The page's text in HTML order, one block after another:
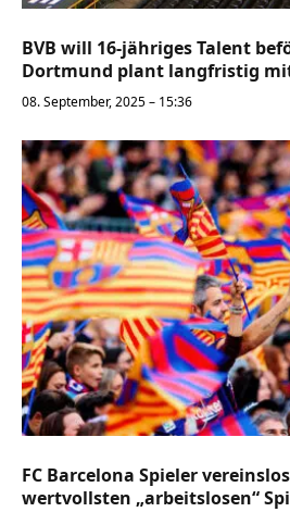
BVB will 16-jähriges Talent
Dortmund plant langfristig mit
08. September, 2025 – 15:36
FC Barcelona Spieler
wertvollsten „arbeitslosen“